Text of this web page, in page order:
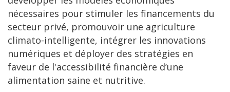
nécessaires pour stimuler les financements du
secteur privé, promouvoir une agriculture
climato-intelligente, intégrer les innovations
numériques et déployer des stratégies en
faveur de l'accessibilité financière d’une
alimentation saine et nutritive.